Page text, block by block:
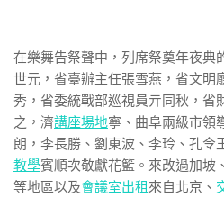
在樂舞告祭聲中，列席祭奠年夜典
世元，省臺辦主任張雪燕，省文明
秀，省委統戰部巡視員亓同秋，省
之，濟講座場地寧、曲阜兩級市領
朗，李長勝、劉東波、李玲、孔令
教學賓順次敬獻花籃。來改過加坡
等地區以及會議室出租 來自北京、